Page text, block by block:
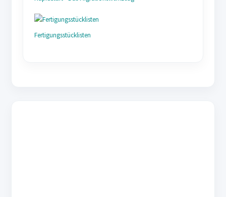
Fertigungsstücklisten